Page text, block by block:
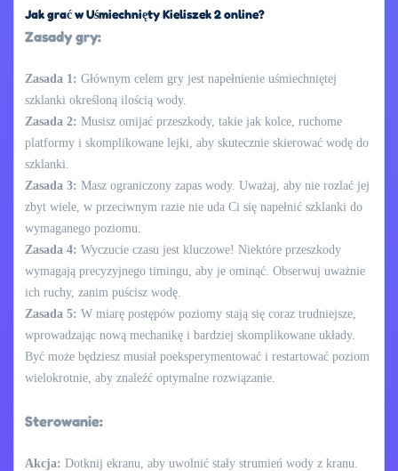
Jak grać w Uśmiechnięty Kieliszek 2 online?
Zasady gry:
Zasada 1: Głównym celem gry jest napełnienie uśmiechniętej
szklanki określoną ilością wody.
Zasada 2: Musisz omijać przeszkody, takie jak kolce, ruchome
platformy i skomplikowane lejki, aby skutecznie skierować wodę do
szklanki.
Zasada 3: Masz ograniczony zapas wody. Uważaj, aby nie rozlać jej
zbyt wiele, w przeciwnym razie nie uda Ci się napełnić szklanki do
wymaganego poziomu.
Zasada 4: Wyczucie czasu jest kluczowe! Niektóre przeszkody
wymagają precyzyjnego timingu, aby je ominąć. Obserwuj uważnie
ich ruchy, zanim puścisz wodę.
Zasada 5: W miarę postępów poziomy stają się coraz trudniejsze,
wprowadzając nową mechanikę i bardziej skomplikowane układy.
Być może będziesz musiał poeksperymentować i restartować poziom
wielokrotnie, aby znaleźć optymalne rozwiązanie.
Sterowanie:
Akcja: Dotknij ekranu, aby uwolnić stały strumień wody z kranu.